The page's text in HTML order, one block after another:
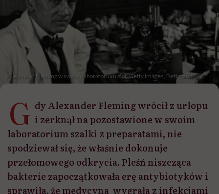
Alexander Fleming w swoim laboratorium /fot. Getty Images, Bettmann
G dy Alexander Fleming wrócił z urlopu
i zerknął na pozostawione w swoim
laboratorium szalki z preparatami, nie
spodziewał się, że właśnie dokonuje
przełomowego odkrycia. Pleśń niszcząca
bakterie zapoczątkowała erę antybiotyków i
sprawiła, że medycyna wygrała z infekcjami